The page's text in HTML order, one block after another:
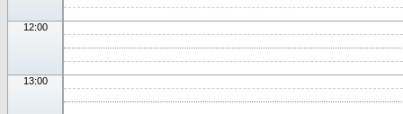
12:00
13:00